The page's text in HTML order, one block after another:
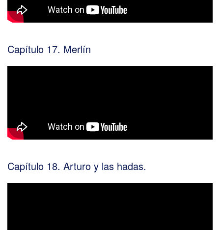
Capítulo 17. Merlín
Capítulo 18. Arturo y las hadas.